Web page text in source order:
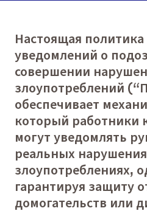
Настоящая
уведомлений о
совершении
злоупотреблений
обеспечивает
который
могут уведомлять
реальных
злоупотреблениях,
гарантируя защиту
домогательств или